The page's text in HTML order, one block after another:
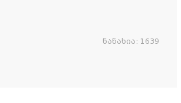
ნანახია: 1639